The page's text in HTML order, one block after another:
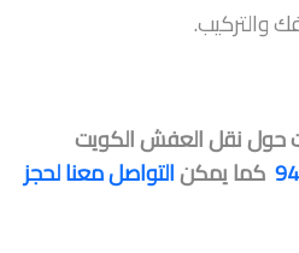
والتركيب.
حول نقل العفش الكويت
كما يمكنالتواصل معنا لحجز